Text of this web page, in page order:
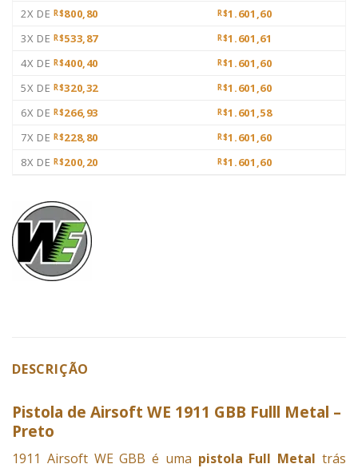
2X DE R$800,80 R$1.601,60
3X DE R$533,87 R$1.601,61
4X DE R$400,40 R$1.601,60
5X DE R$320,32 R$1.601,60
6X DE R$266,93 R$1.601,58
7X DE R$228,80 R$1.601,60
8X DE R$200,20 R$1.601,60
DESCRIÇÃO
Pistola de Airsoft WE 1911 GBB Fulll Metal –
Preto
1911 Airsoft WE GBB é uma pistola Full Metal trás